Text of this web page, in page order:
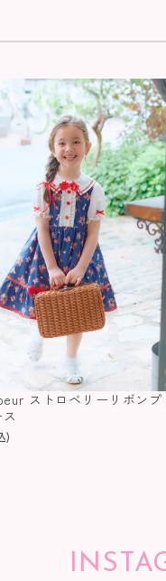
ストロベリーリボンプ
)